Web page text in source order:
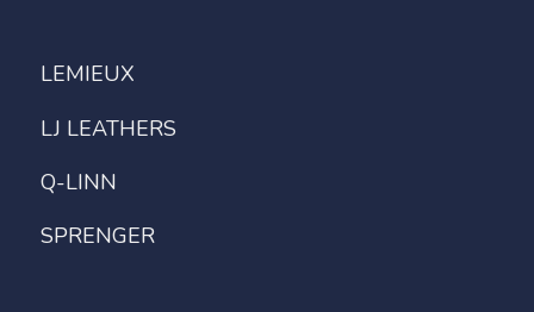
LEMIEUX
LJ LEATHERS
Q-LINN
SPRENGER